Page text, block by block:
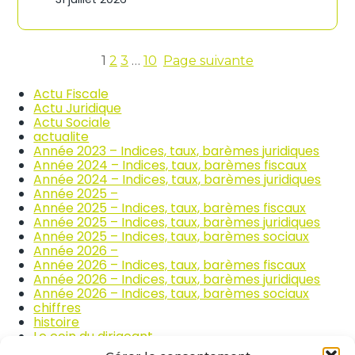
c
m
e
l
a
r
p
a
r
t
i
o
u
n
i
e
r
i
x
d
e
s
p
r
o
d
u
i
s
1 2 3 … 10 Page suivante
Actu Fiscale
Actu Juridique
Actu Sociale
actualite
Année 2023 – Indices, taux, barèmes juridiques
Année 2024 – Indices, taux, barèmes fiscaux
Année 2024 – Indices, taux, barèmes juridiques
Année 2025 –
Année 2025 – Indices, taux, barèmes fiscaux
Année 2025 – Indices, taux, barèmes juridiques
Année 2025 – Indices, taux, barèmes sociaux
Année 2026 –
Année 2026 – Indices, taux, barèmes fiscaux
Année 2026 – Indices, taux, barèmes juridiques
Année 2026 – Indices, taux, barèmes sociaux
chiffres
histoire
Le coin du dirigeant